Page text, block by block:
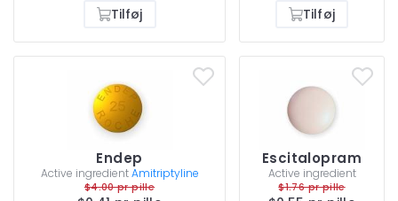
Tilføj
Tilføj
Endep
Active ingredient Amitriptyline
$4.00 pr pille
Escitalopram
Active ingredient
$1.76 pr pille